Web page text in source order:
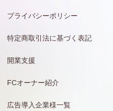
プライバシーポリシー
特定商取引法に基づく表記
開業支援
FCオーナー紹介
広告導入企業様一覧